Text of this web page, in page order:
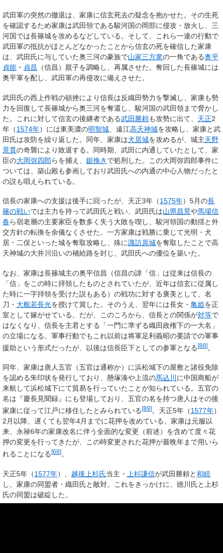
武田軍の突然の撤退は、家康に信玄死去の疑念を抱かせた。その生死
を確認するため家康は武田領である駿河国の岡部に侵攻・放火し、三
河国では長篠城を攻めるなどしている。そして、これら一連の行動で
武田軍の抵抗がほとんどなかったことから信玄の死を確信した家康
は、武田氏に与していた奥三河の豪族で山家三方衆の一角である奥平
貞能 ・ 貞昌
（信昌）親子を調略し、再属させた。奪回した長篠城には
奥平軍を配し、武田軍の再侵攻に備えさせた。
武田氏の西上作戦の頓挫により信長は反織田勢力を撃滅し、家康も勢
力を回復して長篠城から奥三河を奪還し、駿河国の武田領まで脅かし
た。これに対して信玄の後継者である武田勝頼も攻勢に出て、 天正2
年（1574年）には東美濃の明智城 、遠江高天神城を攻略し、家康と武
田氏は攻防を繰り返した。同年、家康は犬居城を攻めるが、城主天野
景貫の奇襲により敗退する。同時期、武田に内通していたとして、家
臣の大岡弥四郎らを捕え、 鋸挽き で処刑した。この大岡弥四郎事件に
ついては、築山殿も参画しており武田氏への内通の中心人物だったと
の説も唱えられている。
信長の家康への支援は後手に回ったが、天正3年（1575年）5月の長
篠の戦いでは主力を持って武田氏と戦い、武田氏は山県昌景や馬場信
春ら宿老層の主要家臣を数多く失う大敗を喫し、駿河領国の動揺と外
交方針の転換を余儀なくさせた。一方家康は戦勝に乗じて光明・犬
居・二俣といった城を奪取攻略し、殊に諏訪原城を奪取したことで高
天神城の大井川沿いの補給路を封じ、武田氏への優位を築いた。
なお、家康は長篠城主の奥平信昌（信昌の諱「信」は従来は信長の
「信」をこの時に拝領したものとされていたが、近年は信玄に従属し
た時に一字拝領を受けた説もある）の戦功に対する褒美として、名
刀・ 大般若長光を授けて賞した。そのうえ、翌年には長女・ 亀姫を正
室として嫁がせている。だが、このころから、信長との関係が対等で
はなくなり、信長を主君とする「一門に準ずる織田政権下の一大名」
の立場になる。軍事行動でもこれ以前は将軍足利義昭の要請での軍事
援助という形式だったが、以後は信長臣下としての参軍となる[88]。
同年、家康は唐人五官（五官は通称か）に浜松城下の屋敷と諸役免除
を認める朱印状を発行しており、懸塚湊や上流の馬込川 に中国商船が
来航して浜松城下にて貿易を行っていたことが知られている。五官の
名は『慶長見聞録』にも登場しており、五官の名を持つ唐人はその後
家康に従って江戸に移住したとみられている [89]。天正5年（1577年）
2月以降、遅くても翌年4月までに花押を改めている。家康は元服以
来、永禄6年の家康改名に伴う全面的な変更（前述）を含めて度々花
押の変更を行ってきたが、この時変更された花押が最晩年まで用いら
れることになる [68]。
天正5年（1577年）、 越後 上杉氏当主・ 上杉謙信が武田勝頼と和睦
し、家康の同盟者・織田氏と敵対。これをきっかけに、徳川氏と上杉
氏の同盟は破綻した。